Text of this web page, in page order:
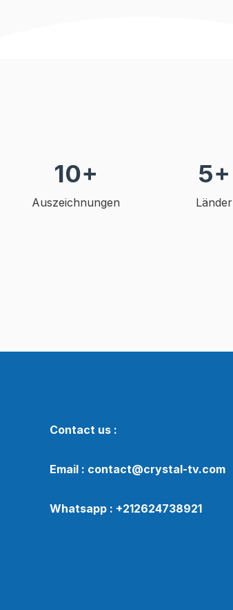
10+
Auszeichnungen
5+
Länder
Contact us :
Email : contact@crystal-tv.com
Whatsapp : +212624738921